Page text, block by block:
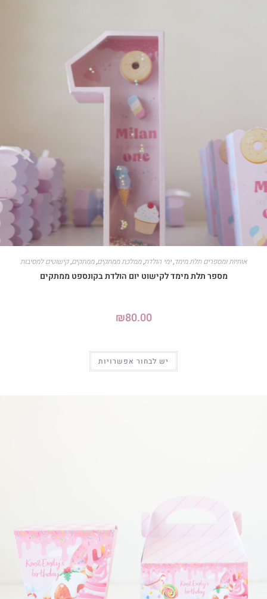
אותיות ומספרים תלת מימד,ימי הולדת,ממלכת ממתקים,ממתקים,קישוטים למסיבות
מספר תלת מימד לקישוט יום הולדת בקונספט ממתקים
₪80.00
יש לבחור אפשרויות